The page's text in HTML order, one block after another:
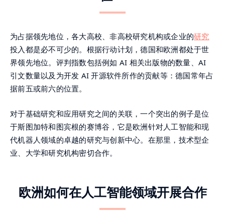
为占据领先地位，各大高校、非高校研究机构或企业的研究
投入都是必不可少的。根据行动计划，德国和欧洲都处于世
界领先地位。评判指数包括例如 AI 相关出版物的数量、AI
引文数量以及为开发 AI 开源软件所作的贡献等：德国常年占
据前五或前六的位置。
对于基础研究和应用研究之间的关联，一个突出的例子是位
于斯图加特和图宾根的赛博谷，它是欧洲针对人工智能和现
代机器人领域的卓越的研究与创新中心。在那里，技术型企
业、大学和研究机构密切合作。
欧洲如何在人工智能领域开展合作